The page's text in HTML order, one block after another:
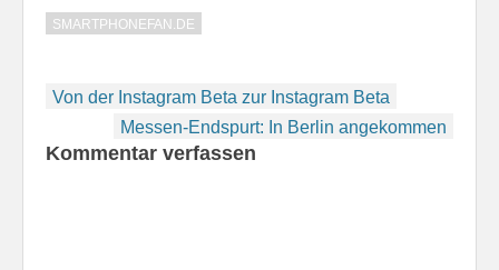
SMARTPHONEFAN.DE
Beitragsnavigation
Von der Instagram Beta zur Instagram Beta
Messen-Endspurt: In Berlin angekommen
Kommentar verfassen